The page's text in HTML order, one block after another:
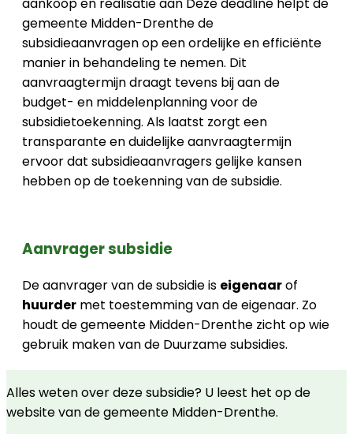
aankoop en realisatie aan Deze deadline helpt de
gemeente Midden-Drenthe de
subsidieaanvragen op een ordelijke en efficiënte
manier in behandeling te nemen. Dit
aanvraagtermijn draagt tevens bij aan de
budget- en middelenplanning voor de
subsidietoekenning. Als laatst zorgt een
transparante en duidelijke aanvraagtermijn
ervoor dat subsidieaanvragers gelijke kansen
hebben op de toekenning van de subsidie.
Aanvrager subsidie
De aanvrager van de subsidie is eigenaarof
huurder met toestemming van de eigenaar. Zo
houdt de gemeente Midden-Drenthe zicht op wie
gebruik maken van de Duurzame subsidies.
Alles weten over deze subsidie? U leest het op de
website van de gemeente Midden-Drenthe.